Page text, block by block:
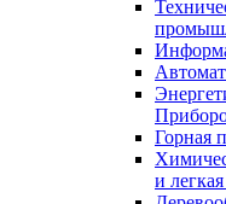
Горная
и